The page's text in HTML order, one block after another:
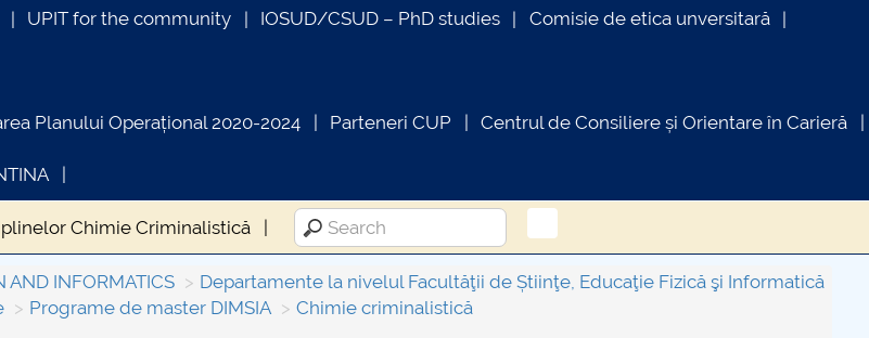
UPIT for the community IOSUD/CSUD – PhD studies Comisie de etica unversitară
Planului Operațional 2020-2024 Parteneri CUP Centrul de Consiliere și Orientare în Carieră
Chimie Criminalistică
AND INFORMATICS
Departamente la nivelul Facultăţii de Știinţe, Educaţie Fizică şi Informatică
Programe de master DIMSIA
Chimie criminalistică